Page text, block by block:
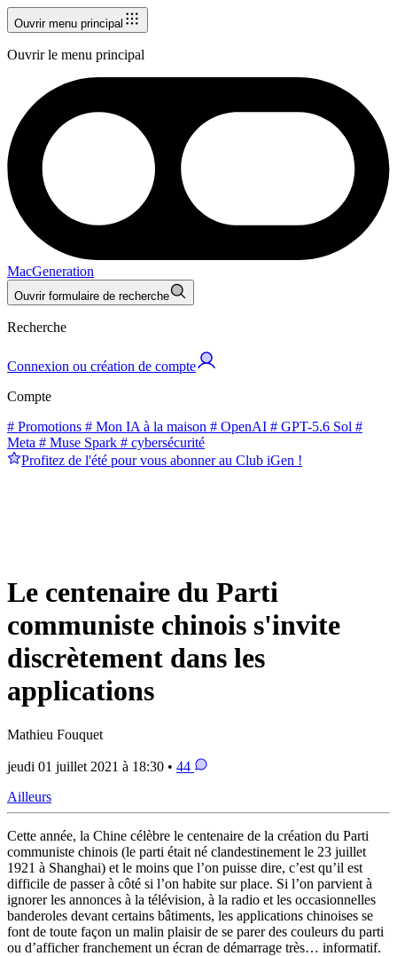
Ouvrir menu principal
Ouvrir le menu principal
MacGeneration
Ouvrir formulaire de recherche
Recherche
Connexion ou création de compte
Compte
# Promotions # Mon IA à la maison # OpenAI # GPT-5.6 Sol #
Meta # Muse Spark # cybersécurité
Profitez de l'été pour vous abonner au Club iGen !
Le centenaire du Parti
communiste chinois s'invite
discrètement dans les
applications
Mathieu Fouquet
jeudi 01 juillet 2021 à 18:30 • 44
Ailleurs
Cette année, la Chine célèbre le centenaire de la création du Parti
communiste chinois (le parti était né clandestinement le 23 juillet
1921 à Shanghai) et le moins que l’on puisse dire, c’est qu’il est
difficile de passer à côté si l’on habite sur place. Si l’on parvient à
ignorer les annonces à la télévision, à la radio et les occasionnelles
banderoles devant certains bâtiments, les applications chinoises se
font de toute façon un malin plaisir de se parer des couleurs du parti
ou d’afficher franchement un écran de démarrage très… informatif.